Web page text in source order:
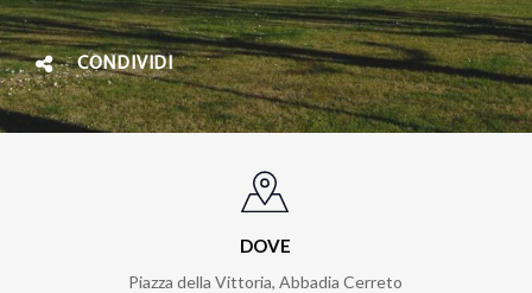
CONDIVIDI
DOVE
Piazza della Vittoria, Abbadia Cerreto